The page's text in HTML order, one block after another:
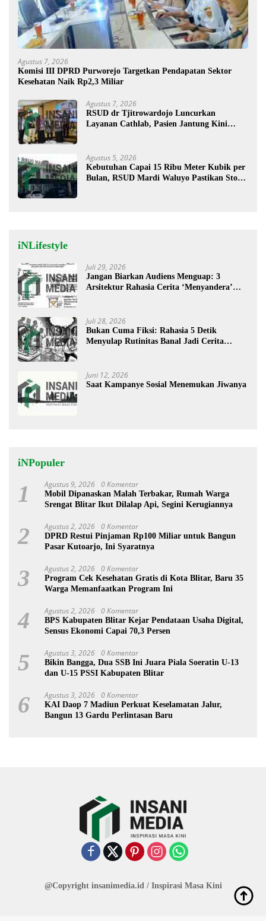
Agustus 7, 2026
Komisi III DPRD Purworejo Targetkan Pendapatan Sektor
Kesehatan Naik Rp2,3 Miliar
Agustus 7, 2026
RSUD dr Tjitrowardojo Luncurkan
Layanan Cathlab, Pasien Jantung Kini
Agustus 5, 2026
Kebutuhan Capai 15 Ribu Meter Kubik per
Bulan, RSUD Mardi Waluyo Pastikan Stok
iNLifestyle
Juli 29, 2026
Jangan Biarkan Audiens Menguap: 3
Arsitektur Rahasia Cerita ‘Menyandera’
Juli 28, 2026
Bukan Cuma Fiksi: Rahasia 5 Detik
Menyulap Rutinitas Banal Jadi Cerita
Juni 12, 2026
Saat Kampanye Sosial Menemukan Jiwanya
iNPopuler
1 Agustus 9, 2026 0 Komentar
Mobil Dipanaskan Malah Terbakar, Rumah Warga
Srengat Blitar Ikut Dilalap Api, Segini Kerugiannya
2 Agustus 2, 2026 0 Komentar
DPRD Restui Pinjaman Rp100 Miliar untuk Bangun
Pasar Kutoarjo, Ini Syaratnya
3 Agustus 2, 2026 0 Komentar
Program Cek Kesehatan Gratis di Kota Blitar, Baru 35
Warga Memanfaatkan Program Ini
4 Agustus 2, 2026 0 Komentar
BPS Kabupaten Blitar Kejar Pendataan Usaha Digital,
Sensus Ekonomi Capai 70,3 Persen
5 Agustus 3, 2026 0 Komentar
Bikin Bangga, Dua SSB Ini Juara Piala Soeratin U-13
dan U-15 PSSI Kabupaten Blitar
6 Agustus 3, 2026 0 Komentar
KAI Daop 7 Madiun Perkuat Keselamatan Jalur,
Bangun 13 Gardu Perlintasan Baru
@Copyright insanimedia.id / Inspirasi Masa Kini